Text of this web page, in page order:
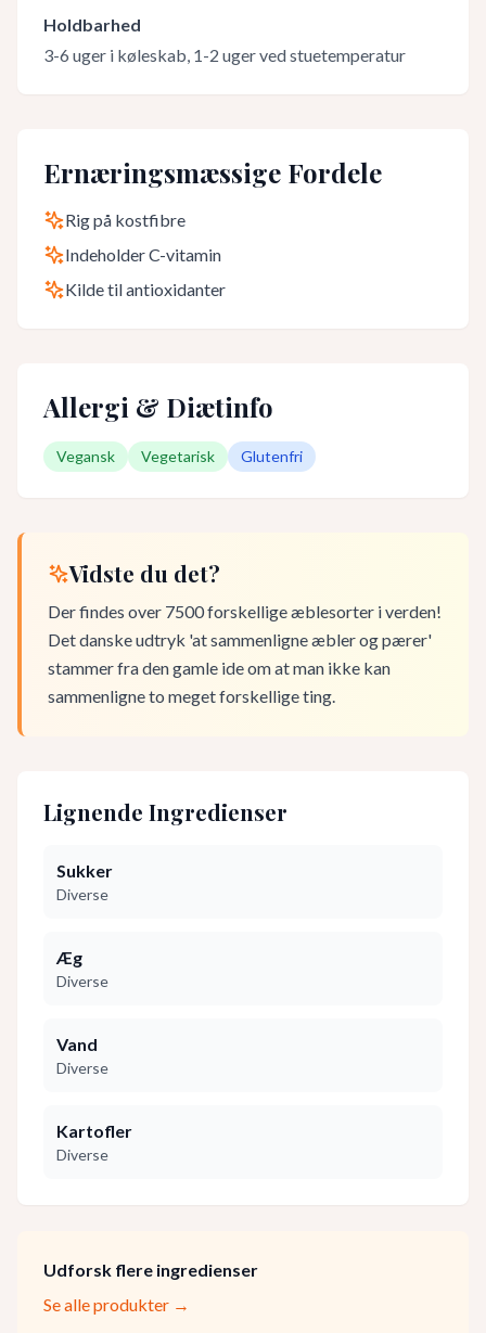
Holdbarhed
3-6 uger i køleskab, 1-2 uger ved stuetemperatur
Ernæringsmæssige Fordele
Rig på kostfibre
Indeholder C-vitamin
Kilde til antioxidanter
Allergi & Diætinfo
Vegansk Vegetarisk Glutenfri
Vidste du det?
Der findes over 7500 forskellige æblesorter i verden!
Det danske udtryk 'at sammenligne æbler og pærer'
stammer fra den gamle ide om at man ikke kan
sammenligne to meget forskellige ting.
Lignende Ingredienser
Sukker
Diverse
Æg
Diverse
Vand
Diverse
Kartofler
Diverse
Udforsk flere ingredienser
Se alle produkter →